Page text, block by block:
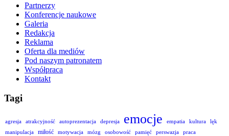
Partnerzy
Konferencje naukowe
Galeria
Redakcja
Reklama
Oferta dla mediów
Pod naszym patronatem
Współpraca
Kontakt
Tagi
agresja atrakcyjność autoprezentacja depresja emocje empatia kultura
lęk
manipulacja
miłość motywacja mózg osobowość pamięć perswazja
praca